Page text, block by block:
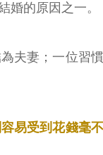
婚的原因之一。
夫妻；一位習
易受到花錢毫